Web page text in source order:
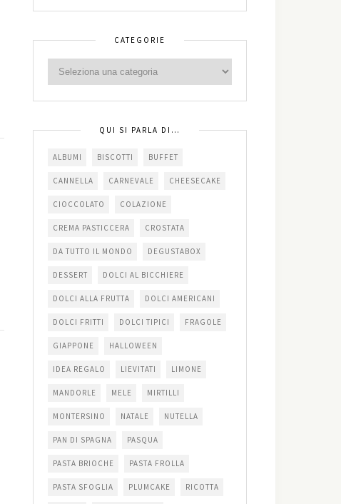
CATEGORIE
QUI SI PARLA DI…
ALBUMI BISCOTTI BUFFET
CANNELLA CARNEVALE CHEESECAKE
CIOCCOLATO COLAZIONE
CREMA PASTICCERA CROSTATA
DA TUTTO IL MONDO DEGUSTABOX
DESSERT DOLCI AL BICCHIERE
DOLCI ALLA FRUTTA DOLCI AMERICANI
DOLCI FRITTI DOLCI TIPICI FRAGOLE
GIAPPONE HALLOWEEN
IDEA REGALO LIEVITATI LIMONE
MANDORLE MELE MIRTILLI
MONTERSINO NATALE NUTELLA
PAN DI SPAGNA PASQUA
PASTA BRIOCHE PASTA FROLLA
PASTA SFOGLIA PLUMCAKE RICOTTA